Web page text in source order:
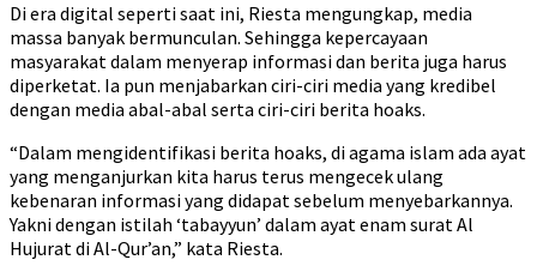
Di era digital seperti saat ini, Riesta mengungkap, media
massa banyak bermunculan. Sehingga kepercayaan
masyarakat dalam menyerap informasi dan berita juga harus
diperketat. Ia pun menjabarkan ciri-ciri media yang kredibel
dengan media abal-abal serta ciri-ciri berita hoaks.
“Dalam mengidentifikasi berita hoaks, di agama islam ada ayat
yang menganjurkan kita harus terus mengecek ulang
kebenaran informasi yang didapat sebelum menyebarkannya.
Yakni dengan istilah ‘tabayyun’ dalam ayat enam surat Al
Hujurat di Al-Qur’an,” kata Riesta.